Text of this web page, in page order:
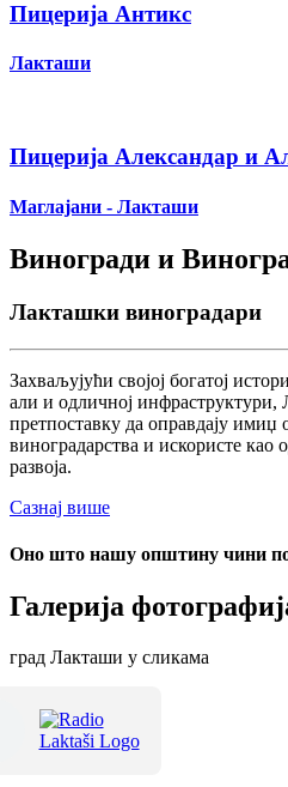
Пицерија Антикс
Лакташи
Пицерија Александар и
Маглајани - Лакташи
Виногради и
Лакташки виноградари
Захваљујући својој богатој
али и одличној
претпоставку да оправдају имиџ
виноградарства и искористе као
развоја.
Сазнај више
Оно што нашу општину чини
Галерија
град Лакташи у сликама
Терме Лакташи